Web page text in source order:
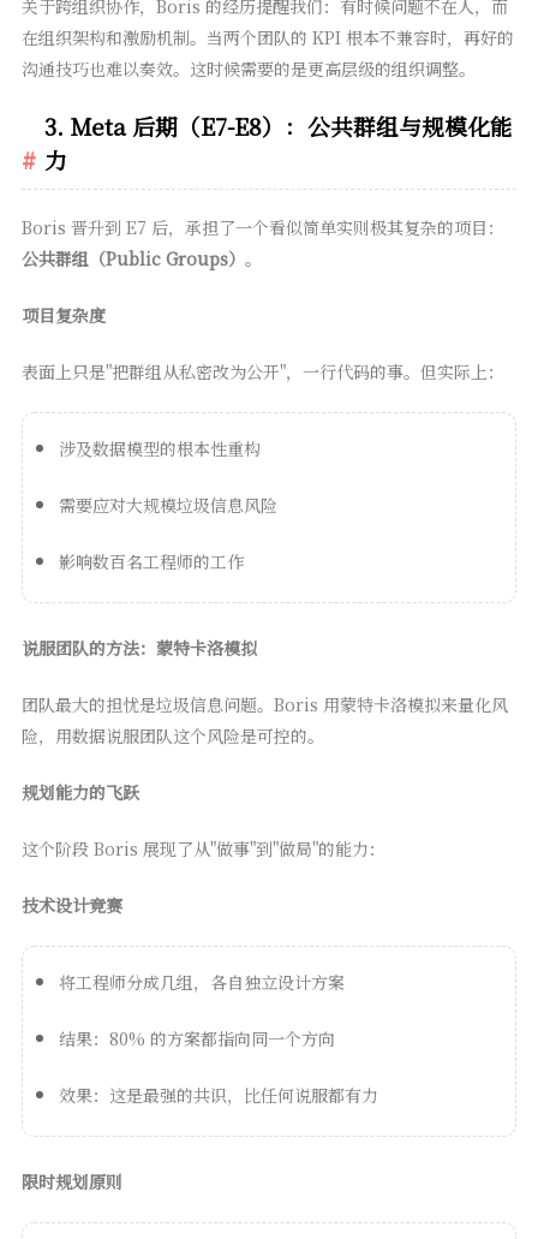
关于跨组织协作，Boris 的经历提醒我们：有时候问题不在人，而
在组织架构和激励机制。当两个团队的 KPI 根本不兼容时，再好的
沟通技巧也难以奏效。这时候需要的是更高层级的组织调整。
3. Meta 后期（E7-E8）：公共群组与规模化能
力
Boris 晋升到 E7 后，承担了一个看似简单实则极其复杂的项目：
公共群组（Public Groups） 。
项目复杂度
表面上只是"把群组从私密改为公开"，一行代码的事。但实际上：
涉及数据模型的根本性重构
需要应对大规模垃圾信息风险
影响数百名工程师的工作
说服团队的方法：蒙特卡洛模拟
团队最大的担忧是垃圾信息问题。Boris 用蒙特卡洛模拟来量化风
险，用数据说服团队这个风险是可控的。
规划能力的飞跃
这个阶段 Boris 展现了从"做事"到"做局"的能力：
技术设计竞赛
将工程师分成几组，各自独立设计方案
结果：80% 的方案都指向同一个方向
效果：这是最强的共识，比任何说服都有力
限时规划原则